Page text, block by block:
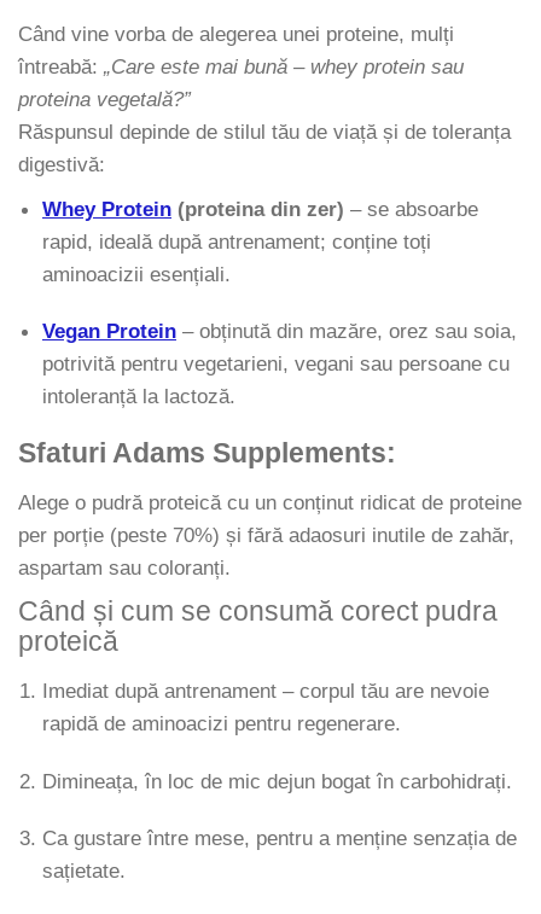
Când vine vorba de alegerea unei proteine, mulți
întreabă: „Care este mai bună – whey protein sau
proteina vegetală?”
Răspunsul depinde de stilul tău de viață și de toleranța
digestivă:
Whey Protein (proteina din zer) – se absoarbe
rapid, ideală după antrenament; conține toți
aminoacizii esențiali.
Vegan Protein – obținută din mazăre, orez sau soia,
potrivită pentru vegetarieni, vegani sau persoane cu
intoleranță la lactoză.
Sfaturi Adams Supplements:
Alege o pudră proteică cu un conținut ridicat de proteine
per porție (peste 70%) și fără adaosuri inutile de zahăr,
aspartam sau coloranți.
Când și cum se consumă corect pudra
proteică
Imediat după antrenament – corpul tău are nevoie
rapidă de aminoacizi pentru regenerare.
Dimineața, în loc de mic dejun bogat în carbohidrați.
Ca gustare între mese, pentru a menține senzația de
sațietate.